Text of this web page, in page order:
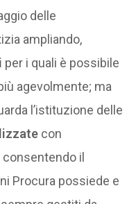
delle
ampliando,
per i quali è possibile
agevolmente; ma
l’istituzione delle
con
il
Procura possiede e